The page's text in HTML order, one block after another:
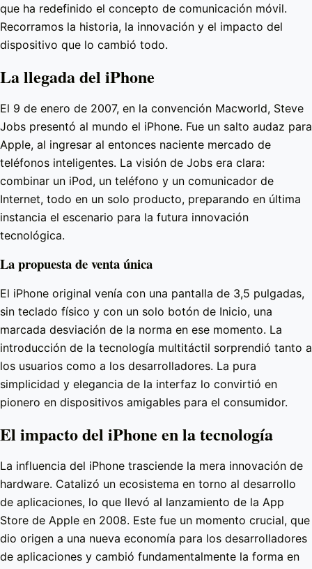
que ha redefinido el concepto de comunicación móvil.
Recorramos la historia, la innovación y el impacto del
dispositivo que lo cambió todo.
La llegada del iPhone
El 9 de enero de 2007, en la convención Macworld, Steve
Jobs presentó al mundo el iPhone. Fue un salto audaz para
Apple, al ingresar al entonces naciente mercado de
teléfonos inteligentes. La visión de Jobs era clara:
combinar un iPod, un teléfono y un comunicador de
Internet, todo en un solo producto, preparando en última
instancia el escenario para la futura innovación
tecnológica.
La propuesta de venta única
El iPhone original venía con una pantalla de 3,5 pulgadas,
sin teclado físico y con un solo botón de Inicio, una
marcada desviación de la norma en ese momento. La
introducción de la tecnología multitáctil sorprendió tanto a
los usuarios como a los desarrolladores. La pura
simplicidad y elegancia de la interfaz lo convirtió en
pionero en dispositivos amigables para el consumidor.
El impacto del iPhone en la tecnología
La influencia del iPhone trasciende la mera innovación de
hardware. Catalizó un ecosistema en torno al desarrollo
de aplicaciones, lo que llevó al lanzamiento de la App
Store de Apple en 2008. Este fue un momento crucial, que
dio origen a una nueva economía para los desarrolladores
de aplicaciones y cambió fundamentalmente la forma en